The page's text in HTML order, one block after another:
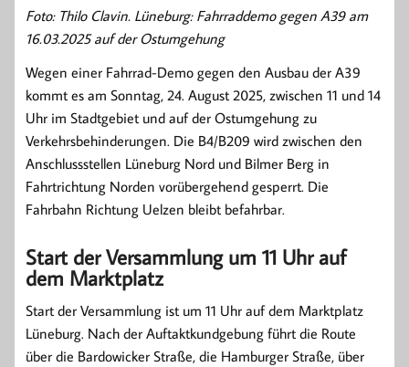
Foto: Thilo Clavin. Lüneburg: Fahrraddemo gegen A39 am
16.03.2025 auf der Ostumgehung
Wegen einer Fahrrad-Demo gegen den Ausbau der A39
kommt es am Sonntag, 24. August 2025, zwischen 11 und 14
Uhr im Stadtgebiet und auf der Ostumgehung zu
Verkehrsbehinderungen. Die B4/B209 wird zwischen den
Anschlussstellen Lüneburg Nord und Bilmer Berg in
Fahrtrichtung Norden vorübergehend gesperrt. Die
Fahrbahn Richtung Uelzen bleibt befahrbar.
Start der Versammlung um 11 Uhr auf
dem Marktplatz
Start der Versammlung ist um 11 Uhr auf dem Marktplatz
Lüneburg. Nach der Auftaktkundgebung führt die Route
über die Bardowicker Straße, die Hamburger Straße, über